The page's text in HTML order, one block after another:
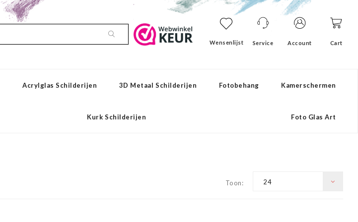
Wensenlijst Service Account Cart
Acrylglas Schilderijen 3D Metaal Schilderijen Fotobehang Kamerschermen
Kurk Schilderijen Foto Glas Art
Toon: 24